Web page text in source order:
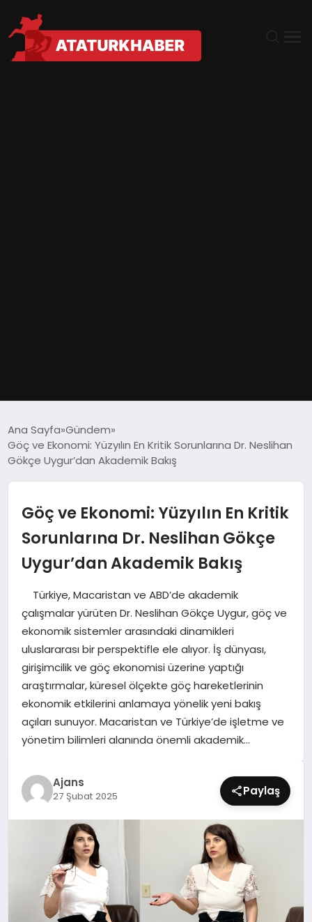
DÜNYA
EKONOMI
MAGAZIN
SAĞLIK
SIYASET
SPOR
TEKNOLOJI
YAŞAM
Ana Sayfa Gündem
Göç ve Ekonomi: Yüzyılın En Kritik Sorunlarına Dr. Neslihan
Gökçe Uygur’dan Akademik Bakış
Göç ve Ekonomi: Yüzyılın En Kritik
Sorunlarına Dr. Neslihan Gökçe
Uygur’dan Akademik Bakış
Türkiye, Macaristan ve ABD’de akademik
çalışmalar yürüten Dr. Neslihan Gökçe Uygur, göç ve
ekonomik sistemler arasındaki dinamikleri
uluslararası bir perspektifle ele alıyor. İş dünyası,
girişimcilik ve göç ekonomisi üzerine yaptığı
araştırmalar, küresel ölçekte göç hareketlerinin
ekonomik etkilerini anlamaya yönelik yeni bakış
açıları sunuyor. Macaristan ve Türkiye’de işletme ve
yönetim bilimleri alanında önemli akademik…
Ajans
27 Şubat 2025 Paylaş